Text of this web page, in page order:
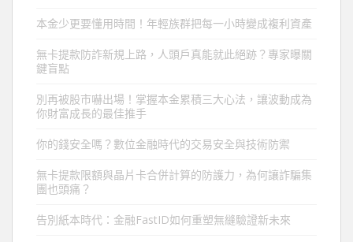
本金少更要懂用時間！年輕族群把每一小時變成複利資產
無卡提款防詐新規上路，人頭戶真能就此絕跡？專家曝關
鍵盲點
別再被股市嚇出場！掌握本金累積三大心法，讓波動成為
你財富成長的最佳推手
你的錢安全嗎？數位金融時代的交易安全與技術防禦
無卡提款限額與晶片卡合併計算的防護力，為何讓詐騙集
團也頭痛？
告別紙本時代：金融FastID如何重塑無縫驗證新未來